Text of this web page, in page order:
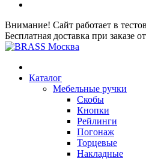
Внимание! Сайт работает в
Бесплатная доставка при заказе
Каталог
Мебельные ручки
Скобы
Кнопки
Рейлинги
Погонаж
Торцевые
Накладные